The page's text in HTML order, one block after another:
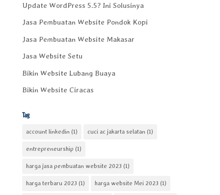
Update WordPress 5.5? Ini Solusinya
Jasa Pembuatan Website Pondok Kopi
Jasa Pembuatan Website Makasar
Jasa Website Setu
Bikin Website Lubang Buaya
Bikin Website Ciracas
Tag
account linkedin(1) cuci ac jakarta selatan(1)
entrepreneurship (1)
harga jasa pembuatan website 2023 (1)
harga terbaru 2023 (1) harga website Mei 2023 (1)